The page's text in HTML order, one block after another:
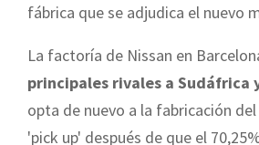
fábrica que se adjudica el nuevo
La factoría de Nissan en
principales rivales a Sudáfrica
opta de nuevo a la fabricación
'pick up' después de que el